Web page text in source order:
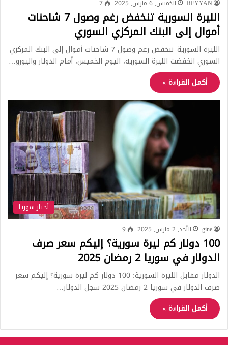
REYYAN الخميس, 6 مارس, 2025 7
الليرة السورية تنخفض رغم وصول 7 شاحنات
أموال إلى البنك المركزي السوري
الليرة السورية تنخفض رغم وصول 7 شاحنات أموال إلى البنك المركزي
السوري انخفضت الليرة السورية، اليوم الخميس، أمام الدولار واليورو…
أكمل القراءة »
أخبار سوريا
gine الأحد, 2 مارس, 2025 9
100 دولار كم ليرة سورية؟ إليكم سعر صرف
الدولار في سوريا 2 رمضان 2025
الدولار مقابل الليرة السورية: 100 دولار كم ليرة سورية؟ إليكم سعر
صرف الدولار في سوريا 2 رمضان 2025 سجل الدولار…
أكمل القراءة »